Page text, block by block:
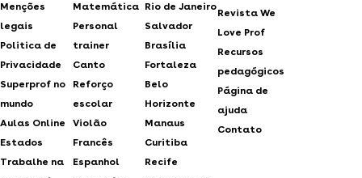
Menções
legais
Politica de
Privacidade
Superprof no
mundo
Aulas Online
Estados
Trabalhe na
Matemática
Personal
trainer
Canto
Reforço
escolar
Violão
Francês
Espanhol
Rio de Janeiro
Salvador
Brasília
Fortaleza
Belo
Horizonte
Manaus
Curitiba
Recife
Revista We
Love Prof
Recursos
pedagógicos
Página de
ajuda
Contato